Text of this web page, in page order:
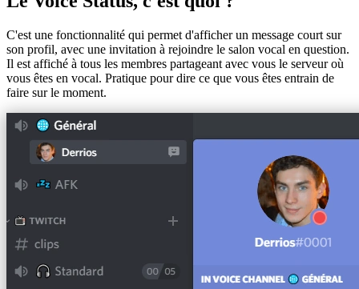
C'est une fonctionnalité qui permet d'afficher un message court sur
son profil, avec une invitation à rejoindre le salon vocal en question.
Il est affiché à tous les membres partageant avec vous le serveur où
vous êtes en vocal. Pratique pour dire ce que vous êtes entrain de
faire sur le moment.